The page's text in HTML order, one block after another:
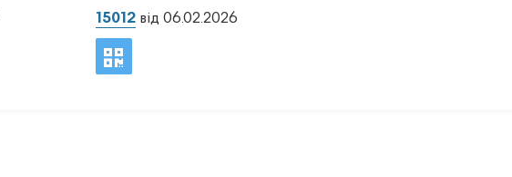
15012від 06.02.2026